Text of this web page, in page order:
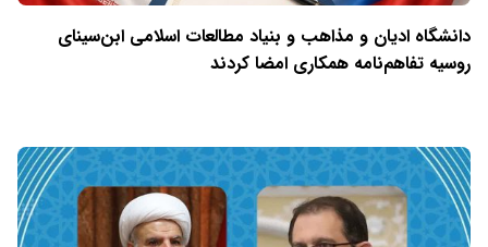
دانشگاه ادیان و مذاهب و بنیاد مطالعات اسلامی ابن‌سینای
روسیه تفاهم‌نامه همکاری امضا کردند